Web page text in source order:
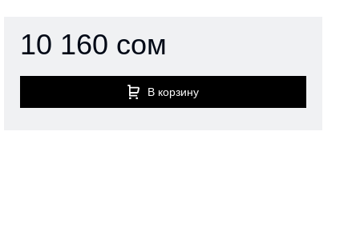
10 160 сом
В корзину